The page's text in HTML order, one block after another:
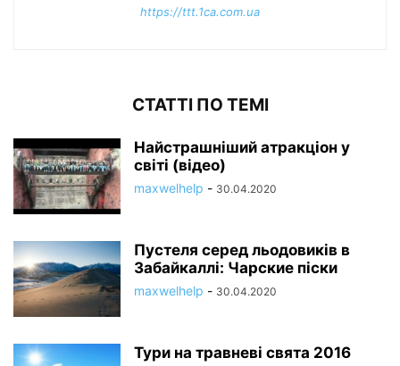
https://ttt.1ca.com.ua
СТАТТІ ПО ТЕМІ
Найстрашніший атракціон у
світі (відео)
maxwelhelp - 30.04.2020
Пустеля серед льодовиків в
Забайкаллі: Чарские піски
maxwelhelp - 30.04.2020
Тури на травневі свята 2016